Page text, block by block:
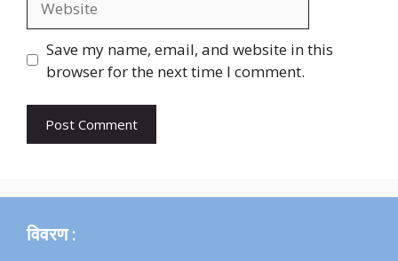
Save my name, email, and website in this
browser for the next time I comment.
विवरण :